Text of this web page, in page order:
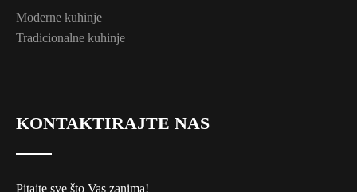
Moderne kuhinje
Tradicionalne kuhinje
KONTAKTIRAJTE NAS
Pitajte sve što Vas zanima!